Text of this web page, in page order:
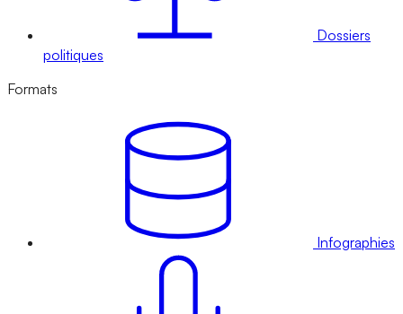
Dossiers
politiques
Formats
Infographies